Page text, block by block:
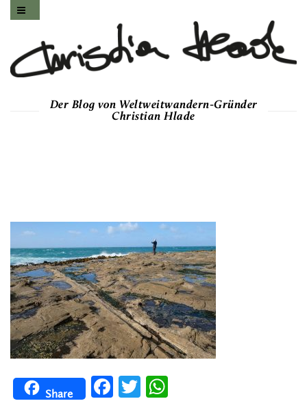
Der Blog von Weltweitwandern-Gründer
Christian Hlade
Share
FacebookTwitter